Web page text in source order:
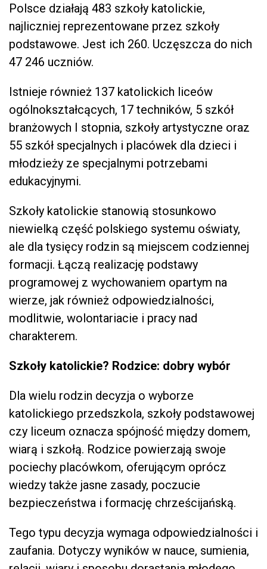
Polsce działają 483 szkoły katolickie,
najliczniej reprezentowane przez szkoły
podstawowe. Jest ich 260. Uczęszcza do nich
47 246 uczniów.
Istnieje również 137 katolickich liceów
ogólnokształcących, 17 techników, 5 szkół
branżowych I stopnia, szkoły artystyczne oraz
55 szkół specjalnych i placówek dla dzieci i
młodzieży ze specjalnymi potrzebami
edukacyjnymi.
Szkoły katolickie stanowią stosunkowo
niewielką część polskiego systemu oświaty,
ale dla tysięcy rodzin są miejscem codziennej
formacji. Łączą realizację podstawy
programowej z wychowaniem opartym na
wierze, jak również odpowiedzialności,
modlitwie, wolontariacie i pracy nad
charakterem.
Szkoły katolickie? Rodzice: dobry wybór
Dla wielu rodzin decyzja o wyborze
katolickiego przedszkola, szkoły podstawowej
czy liceum oznacza spójność między domem,
wiarą i szkołą. Rodzice powierzają swoje
pociechy placówkom, oferującym oprócz
wiedzy także jasne zasady, poczucie
bezpieczeństwa i formację chrześcijańską.
Tego typu decyzja wymaga odpowiedzialności i
zaufania. Dotyczy wyników w nauce, sumienia,